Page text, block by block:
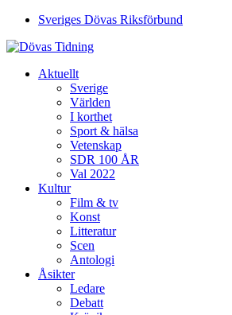
Sveriges Dövas Riksförbund
Aktuellt
Sverige
Världen
I korthet
Sport & hälsa
Vetenskap
SDR 100 ÅR
Val 2022
Kultur
Film & tv
Konst
Litteratur
Scen
Antologi
Åsikter
Ledare
Debatt